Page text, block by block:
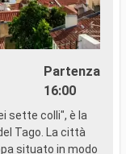
Partenza
16:00
sette colli", è la
Tago. La città
situato in modo